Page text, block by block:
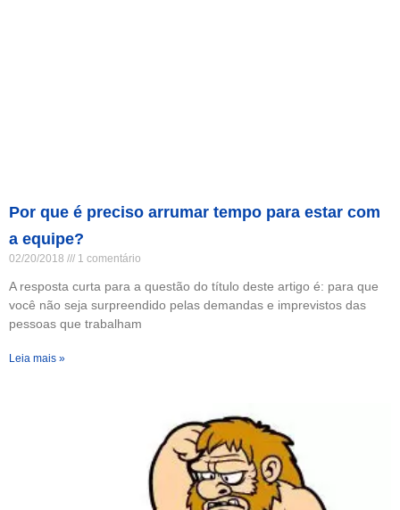
Por que é preciso arrumar tempo para estar com
a equipe?
02/20/2018 1 comentário
A resposta curta para a questão do título deste artigo é: para que
você não seja surpreendido pelas demandas e imprevistos das
pessoas que trabalham
Leia mais »